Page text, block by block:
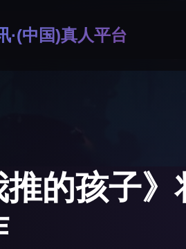
·(中国)真人平台
推的孩子